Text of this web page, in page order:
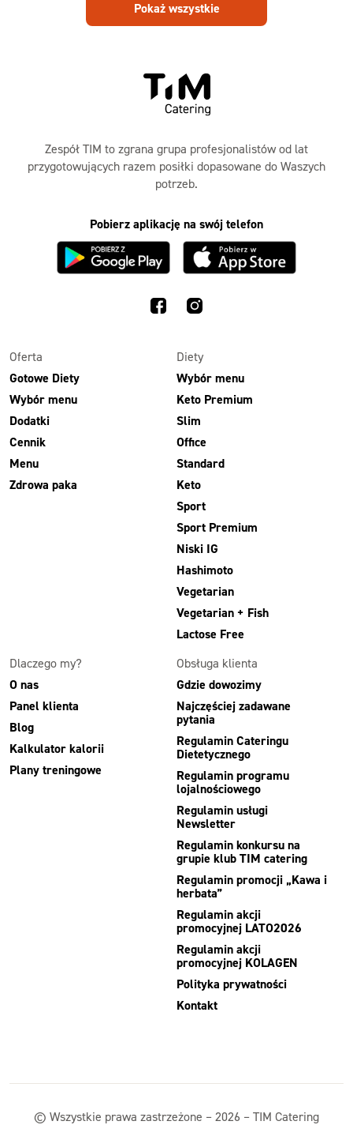
Rudnik
Zielonka
Pokaż wszystkie
Zespół TIM to zgrana grupa profesjonalistów od lat
przygotowujących razem posiłki dopasowane do Waszych
potrzeb.
Pobierz aplikację na swój telefon
Oferta
Gotowe Diety
Wybór menu
Dodatki
Cennik
Menu
Zdrowa paka
Diety
Wybór menu
Keto Premium
Slim
Office
Standard
Keto
Sport
Sport Premium
Niski IG
Hashimoto
Vegetarian
Vegetarian + Fish
Lactose Free
Dlaczego my?
O nas
Panel klienta
Blog
Kalkulator kalorii
Plany treningowe
Obsługa klienta
Gdzie dowozimy
Najczęściej zadawane
pytania
Regulamin Cateringu
Dietetycznego
Regulamin programu
lojalnościowego
Regulamin usługi
Newsletter
Regulamin konkursu na
grupie klub TIM catering
Regulamin promocji „Kawa i
herbata”
Regulamin akcji
promocyjnej LATO2026
Regulamin akcji
promocyjnej KOLAGEN
Polityka prywatności
Kontakt
© Wszystkie prawa zastrzeżone – 2026 – TIM Catering